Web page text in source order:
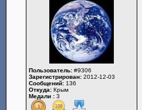
Пользователь: #9306
Зарегистрирован: 2012-12-03
Сообщений: 136
Откуда: Крым
Медали : 3